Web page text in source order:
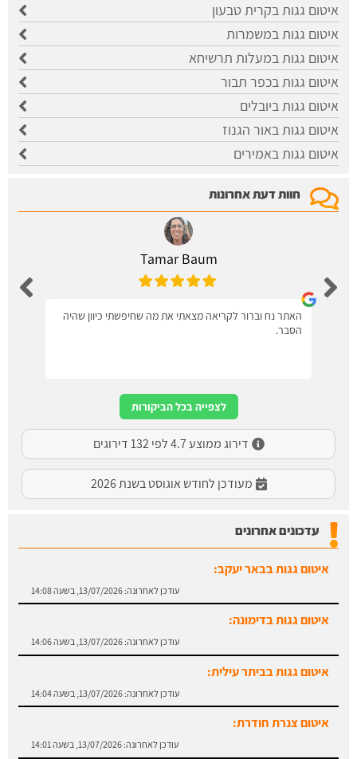
איטום גגות בקרית טבעון
איטום גגות במשמרות
איטום גגות במעלות תרשיחא
איטום גגות בכפר תבור
איטום גגות ביובלים
איטום גגות באור הגנוז
איטום גגות באמירים
חוות דעת אחרונות
Tamar Baum
האתר נח וברור לקריאה מצאתי את מה שחיפשתי כיוון שהיה
הסבר.
לצפייה בכל הביקורות
דירוג ממוצע 4.7 לפי 132 דירוגים
מעודכן לחודש אוגוסט בשנת 2026
עדכונים אחרונים
איטום גגות בבאר יעקב:
עודכן לאחרונה: 13/07/2026, בשעה 14:08
איטום גגות בדימונה:
עודכן לאחרונה: 13/07/2026, בשעה 14:06
איטום גגות בביתר עילית:
עודכן לאחרונה: 13/07/2026, בשעה 14:04
איטום צנרת חודרת:
עודכן לאחרונה: 13/07/2026, בשעה 14:01